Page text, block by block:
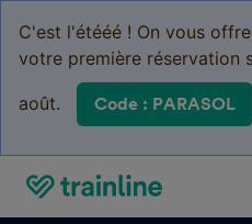
C'est l'étééé ! On vous
votre première réservation
août. Code : PARASOL